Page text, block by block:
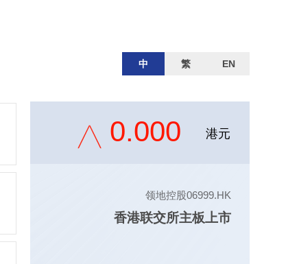
中 繁 EN
0.000 港元
领地控股06999.HK
香港联交所主板上市